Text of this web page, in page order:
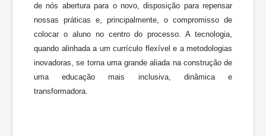
de nós abertura para o novo, disposição para repensar
nossas práticas e, principalmente, o compromisso de
colocar o aluno no centro do processo. A tecnologia,
quando alinhada a um currículo flexível e a metodologias
inovadoras, se torna uma grande aliada na construção de
uma educação mais inclusiva, dinâmica e
transformadora.